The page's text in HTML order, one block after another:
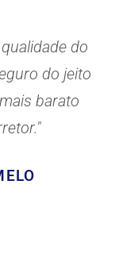
do
do jeito
barato